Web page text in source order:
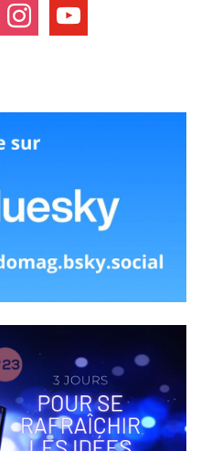
instagramyoutube